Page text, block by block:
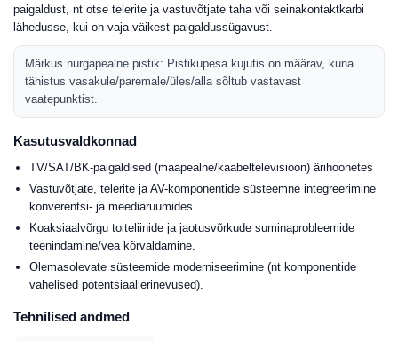
paigaldust, nt otse telerite ja vastuvõtjate taha või seinakontaktkarbi
lähedusse, kui on vaja väikest paigaldussügavust.
Märkus nurgapealne pistik: Pistikupesa kujutis on määrav, kuna
tähistus vasakule/paremale/üles/alla sõltub vastavast
vaatepunktist.
Kasutusvaldkonnad
TV/SAT/BK-paigaldised (maapealne/kaabeltelevisioon) ärihoonetes
Vastuvõtjate, telerite ja AV-komponentide süsteemne integreerimine
konverentsi- ja meediaruumides.
Koaksiaalvõrgu toiteliinide ja jaotusvõrkude suminaprobleemide
teenindamine/vea kõrvaldamine.
Olemasolevate süsteemide moderniseerimine (nt komponentide
vahelised potentsiaalierinevused).
Tehnilised andmed